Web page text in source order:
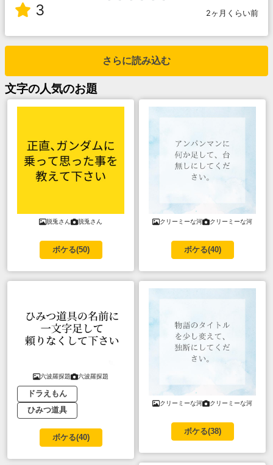
3 2ヶ月くらい前
さらに読み込む
文字の人気のお題
脱兎さん 脱兎さん
ボケる(50)
六波羅探題 六波羅探題
ドラえもん
ひみつ道具
ボケる(40)
クリーミーな河 クリーミーな河
ボケる(40)
クリーミーな河 クリーミーな河
ボケる(38)